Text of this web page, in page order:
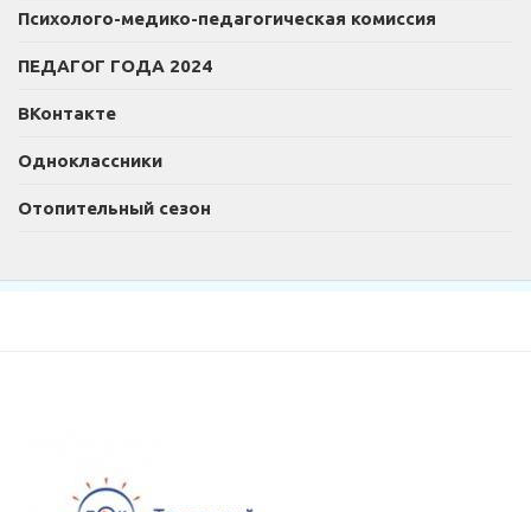
Психолого-медико-педагогическая комиссия
ПЕДАГОГ ГОДА 2024
ВКонтакте
Одноклассники
Отопительный сезон